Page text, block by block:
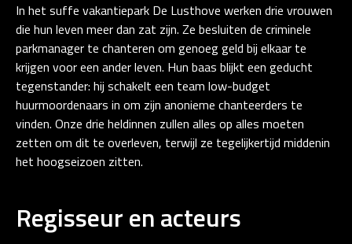
In het suffe vakantiepark De Lusthove werken drie vrouwen
die hun leven meer dan zat zijn. Ze besluiten de criminele
parkmanager te chanteren om genoeg geld bij elkaar te
krijgen voor een ander leven. Hun baas blijkt een geducht
tegenstander: hij schakelt een team low-budget
huurmoordenaars in om zijn anonieme chanteerders te
vinden. Onze drie heldinnen zullen alles op alles moeten
zetten om dit te overleven, terwijl ze tegelijkertijd middenin
het hoogseizoen zitten.
Regisseur en acteurs